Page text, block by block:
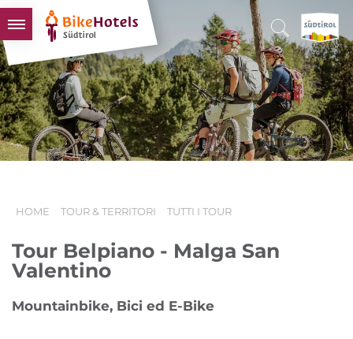
BIKEHOTELS
HOTELS & PACCHETTI
TOUR & TERRITORI
L'ALTO ADIGE & NOI
HOME TOUR & TERRITORI TUTTI I TOUR
Tour Belpiano - Malga San
Valentino
Mountainbike, Bici ed E-Bike